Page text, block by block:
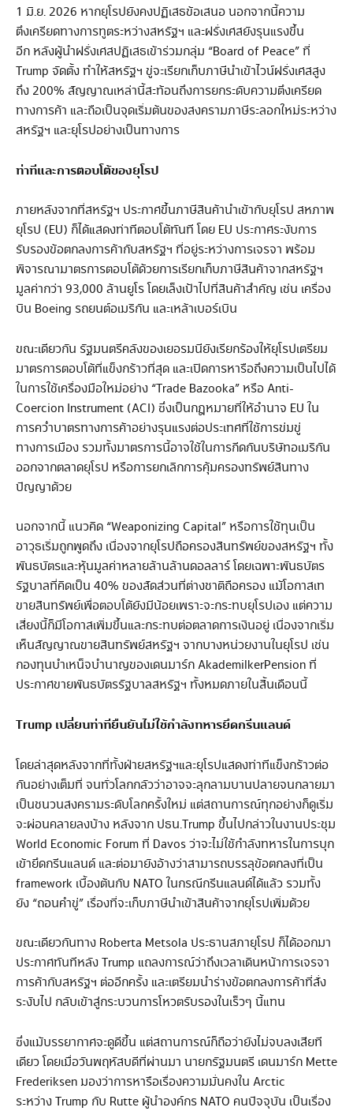
1 มิ.ย. 2026 หากยุโรปยังคงปฏิเสธข้อเสนอ นอกจากนี้ความ
ตึงเครียดทางการทูตระหว่างสหรัฐฯ และฝรั่งเศสยังรุนแรงขึ้น
อีก หลังผู้นำฝรั่งเศสปฏิเสธเข้าร่วมกลุ่ม “Board of Peace” ที่
Trump จัดตั้ง ทำให้สหรัฐฯ ขู่จะเรียกเก็บภาษีนำเข้าไวน์ฝรั่งเศสสูง
ถึง 200% สัญญาณเหล่านี้สะท้อนถึงการยกระดับความตึงเครียด
ทางการค้า และถือเป็นจุดเริ่มต้นของสงครามภาษีระลอกใหม่ระหว่าง
สหรัฐฯ และยุโรปอย่างเป็นทางการ
ท่าทีและการตอบโต้ของยุโรป
ภายหลังจากที่สหรัฐฯ ประกาศขึ้นภาษีสินค้านำเข้ากับยุโรป สหภาพ
ยุโรป (EU) ก็ได้แสดงท่าทีตอบโต้ทันที โดย EU ประกาศระงับการ
รับรองข้อตกลงการค้ากับสหรัฐฯ ที่อยู่ระหว่างการเจรจา พร้อม
พิจารณามาตรการตอบโต้ด้วยการเรียกเก็บภาษีสินค้าจากสหรัฐฯ
มูลค่ากว่า 93,000 ล้านยูโร โดยเล็งเป้าไปที่สินค้าสำคัญ เช่น เครื่อง
บิน Boeing รถยนต์อเมริกัน และเหล้าเบอร์เบิน
ขณะเดียวกัน รัฐมนตรีคลังของเยอรมนียังเรียกร้องให้ยุโรปเตรียม
มาตรการตอบโต้ที่แข็งกร้าวที่สุด และเปิดการหารือถึงความเป็นไปได้
ในการใช้เครื่องมือใหม่อย่าง “Trade Bazooka” หรือ Anti-
Coercion Instrument (ACI) ซึ่งเป็นกฎหมายที่ให้อำนาจ EU ใน
การคว่ำบาตรทางการค้าอย่างรุนแรงต่อประเทศที่ใช้การข่มขู่
ทางการเมือง รวมทั้งมาตรการนี้อาจใช้ในการกีดกันบริษัทอเมริกัน
ออกจากตลาดยุโรป หรือการยกเลิกการคุ้มครองทรัพย์สินทาง
ปัญญาด้วย
นอกจากนี้ แนวคิด “Weaponizing Capital” หรือการใช้ทุนเป็น
อาวุธเริ่มถูกพูดถึง เนื่องจากยุโรปถือครองสินทรัพย์ของสหรัฐฯ ทั้ง
พันธบัตรและหุ้นมูลค่าหลายล้านล้านดอลลาร์ โดยเฉพาะพันธบัตร
รัฐบาลที่คิดเป็น 40% ของสัดส่วนที่ต่างชาติถือครอง แม้โอกาสเท
ขายสินทรัพย์เพื่อตอบโต้ยังมีน้อยเพราะจะกระทบยุโรปเอง แต่ความ
เสี่ยงนี้ก็มีโอกาสเพิ่มขึ้นและกระทบต่อตลาดการเงินอยู่ เนื่องจากเริ่ม
เห็นสัญญาณขายสินทรัพย์สหรัฐฯ จากบางหน่วยงานในยุโรป เช่น
กองทุนบำเหน็จบำนาญของเดนมาร์ก AkademilkerPension ที่
ประกาศขายพันธบัตรรัฐบาลสหรัฐฯ ทั้งหมดภายในสิ้นเดือนนี้
Trump เปลี่ยนท่าทียืนยันไม่ใช้กำลังทหารยึดกรีนแลนด์
โดยล่าสุดหลังจากที่ทั้งฝ่ายสหรัฐฯและยุโรปแสดงท่าทีแข็งกร้าวต่อ
กันอย่างเต็มที่ จนทั่วโลกกลัวว่าอาจจะลุกลามบานปลายจนกลายมา
เป็นชนวนสงครามระดับโลกครั้งใหม่ แต่สถานการณ์ทุกอย่างก็ดูเริ่ม
จะผ่อนคลายลงบ้าง หลังจาก ปธน.Trump ขึ้นไปกล่าวในงานประชุม
World Economic Forum ที่ Davos ว่าจะไม่ใช้กำลังทหารในการบุก
เข้ายึดกรีนแลนด์ และต่อมายังอ้างว่าสามารถบรรลุข้อตกลงที่เป็น
framework เบื้องต้นกับ NATO ในกรณีกรีนแลนด์ได้แล้ว รวมทั้ง
ยัง “ถอนคำขู่” เรื่องที่จะเก็บภาษีนำเข้าสินค้าจากยุโรปเพิ่มด้วย
ขณะเดียวกันทาง Roberta Metsola ประธานสภายุโรป ก็ได้ออกมา
ประกาศทันทีหลัง Trump แถลงการณ์ว่าถึงเวลาเดินหน้าการเจรจา
การค้ากับสหรัฐฯ ต่ออีกครั้ง และเตรียมนำร่างข้อตกลงการค้าที่สั่ง
ระงับไป กลับเข้าสู่กระบวนการโหวตรับรองในเร็วๆ นี้แทน
ซึ่งแม้บรรยากาศจะดูดีขึ้น แต่สถานการณ์ก็ถือว่ายังไม่จบลงเสียที
เดียว โดยเมื่อวันพฤหัสบดีที่ผ่านมา นายกรัฐมนตรี เดนมาร์ก Mette
Frederiksen มองว่าการหารือเรื่องความมั่นคงใน Arctic
ระหว่าง Trump กับ Rutte ผู้นำองค์กร NATO คนปัจจุบัน เป็นเรื่อง